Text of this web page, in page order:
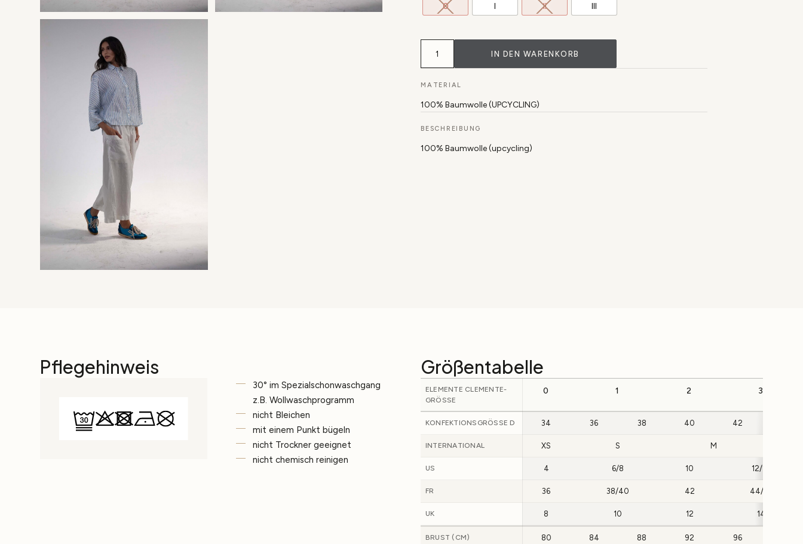
0 I II III
Bluse
Tege
IN DEN WARENKORB
MATERIAL
100% Baumwolle (UPCYCLING)
BESCHREIBUNG
100% Baumwolle (upcycling)
Pflegehinweis
30° im Spezialschonwaschgang
z.B. Wollwaschprogramm
nicht Bleichen
mit einem Punkt bügeln
nicht Trockner geeignet
nicht chemisch reinigen
Größentabelle
ELEMENTE CLEMENTE-
GRÖSSE
0 1 2 3
KONFEKTIONSGRÖSSE D 34 36 38 40 42
INTERNATIONAL XS S M
US 4 6/8 10 12/14
FR 36 38/40 42 44/46
UK 8 10 12 14
BRUST (CM) 80 84 88 92 96